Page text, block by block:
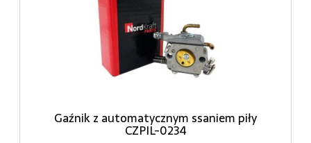
Gaźnik z automatycznym ssaniem piły
CZPIL-0234